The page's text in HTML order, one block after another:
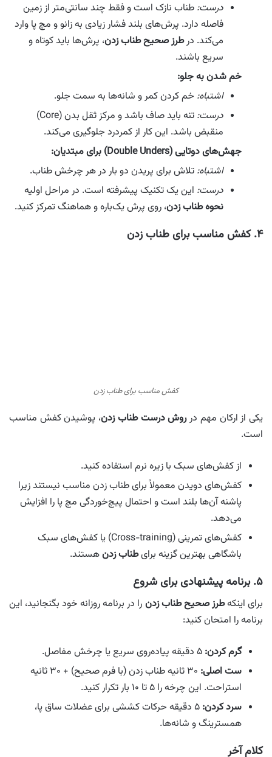
درست: طناب نازک است و فقط چند سانتی‌متر از زمین
فاصله دارد. پرش‌های بلند فشار زیادی به زانو و مچ پا وارد
می‌کند. درطرز صحیح طناب زدن، پرش‌ها باید کوتاه و
سریع باشند.
خم شدن به جلو:
اشتباه: خم کردن کمر و شانه‌ها به سمت جلو.
درست:
تنه باید صاف باشد و مرکز ثقل بدن (Core)
منقبض باشد. این کار از کمردرد جلوگیری می‌کند.
جهش‌های دوتایی (Double Unders) برای مبتدیان:
اشتباه: تلاش برای پریدن دو بار در هر چرخش طناب.
درست: این یک تکنیک پیشرفته است. در مراحل اولیه
نحوه طناب زدن، روی پرش یک‌باره و هماهنگ تمرکز کنید.
۴. کفش مناسب برای طناب زدن
کفش مناسب برای طناب زدن
یکی از ارکان مهم درروش درست طناب زدن، پوشیدن کفش مناسب
است.
از کفش‌های سبک با زیره نرم استفاده کنید.
کفش‌های دویدن معمولاً برای طناب زدن مناسب نیستند زیرا
پاشنه آن‌ها بلند است و احتمال پیچ‌خوردگی مچ پا را افزایش
می‌دهد.
کفش‌های تمرینی (Cross-training) یا کفش‌های سبک
باشگاهی بهترین گزینه برایطناب زدنهستند.
۵. برنامه پیشنهادی برای شروع
برای اینکهطرز صحیح طناب زدن را در برنامه روزانه خود بگنجانید، این
برنامه را امتحان کنید:
گرم کردن:
ست اصلی:
۳۰ ثانیه طناب زدن (با فرم صحیح) + ۳۰ ثانیه
استراحت. این چرخه را ۵ تا ۱۰ بار تکرار کنید.
سرد کردن:
۵ دقیقه حرکات کششی برای عضلات ساق پا،
همسترینگ و شانه‌ها.
کلام آخر